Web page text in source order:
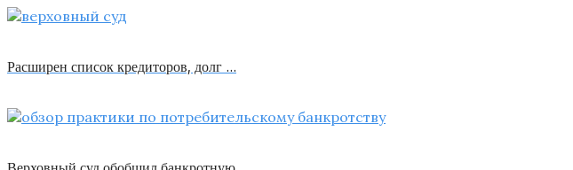
Расширен список кредиторов, долг …